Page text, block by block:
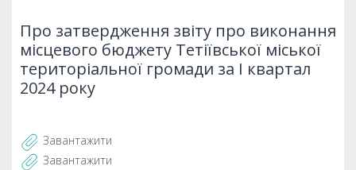
Про затвердження звіту про виконання
місцевого бюджету Тетіївської міської
територіальної громади за І квартал
2024 року
Завантажити
Завантажити